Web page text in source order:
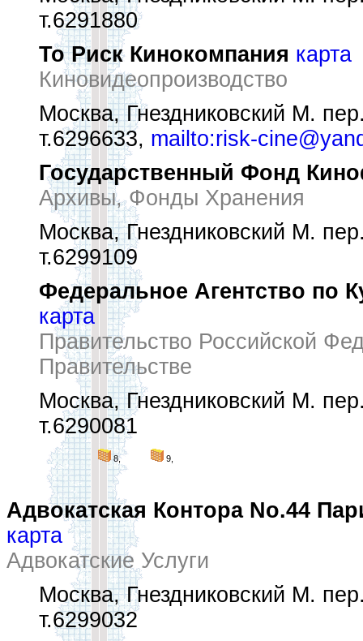
т.6291880
То Риск Кинокомпания карта
Киновидеопроизводство
Москва, Гнездниковский М.
т.6296633, mailto:risk-
Государственный Фонд
Архивы, Фонды Хранения
Москва, Гнездниковский М.
т.6299109
Федеральное Агентство по
карта
Правительство Российской
Правительстве
Москва, Гнездниковский М.
т.6290081
8, 9,
Адвокатская Контора No.44
карта
Адвокатские Услуги
Москва, Гнездниковский М.
т.6299032